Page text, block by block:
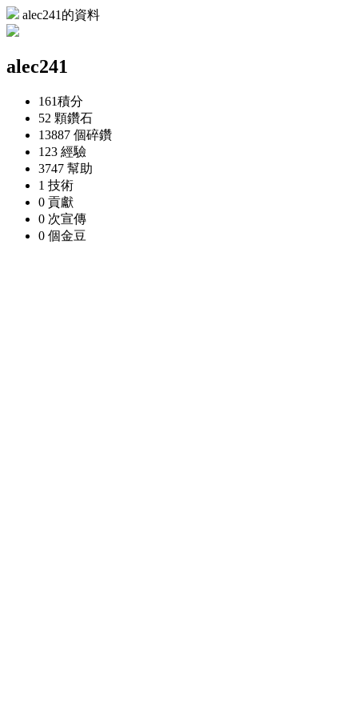
alec241的資料
alec241
161積分
52 顆鑽石
13887 個碎鑽
123 經驗
3747 幫助
1 技術
0 貢獻
0 次宣傳
0 個金豆